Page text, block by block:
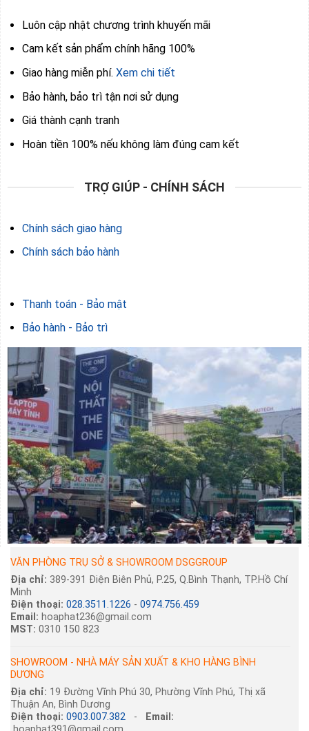
Luôn cập nhật chương trình khuyến mãi
Cam kết sản phẩm chính hãng 100%
Giao hàng miễn phí. Xem chi tiết
Bảo hành, bảo trì tận nơi sử dụng
Giá thành cạnh tranh
Hoàn tiền 100% nếu không làm đúng cam kết
TRỢ GIÚP - CHÍNH SÁCH
Chính sách giao hàng
Chính sách bảo hành
Thanh toán - Bảo mật
Bảo hành - Bảo trì
VĂN PHÒNG TRỤ SỞ & SHOWROOM DSGGROUP
Địa chỉ: 389-391 Điện Biên Phủ, P.25, Q.Bình Thạnh, TP.Hồ Chí
Minh
Điện thoại: 028.3511.1226 - 0974.756.459
Email: hoaphat236@gmail.com
MST: 0310 150 823
SHOWROOM - NHÀ MÁY SẢN XUẤT & KHO HÀNG BÌNH
DƯƠNG
Địa chỉ: 19 Đường Vĩnh Phú 30, Phường Vĩnh Phú, Thị xã
Thuận An, Bình Dương
Điện thoại: 0903.007.382-
Email: